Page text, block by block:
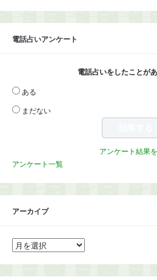
電話占いアンケート
電話占いをしたことが
ある
まだない
アンケート結果
アンケート一覧
アーカイブ
ア
ー
イ